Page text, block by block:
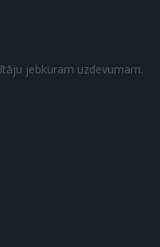
jebkuram uzdevumam.